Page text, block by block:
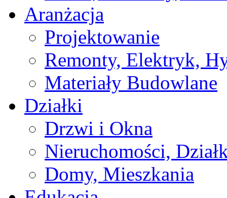
Aranżacja
Projektowanie
Remonty, Elektryk,
Materiały Budowlane
Działki
Drzwi i Okna
Nieruchomości,
Domy, Mieszkania